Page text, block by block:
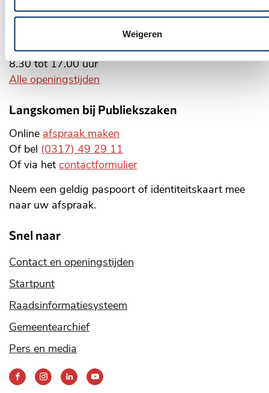
Weigeren
Openingstijden stadhuis
Maandag: 8.30 tot 20.00 uur
Dinsdag tot en met vrijdag:
8.30 tot 17.00 uur
Alle openingstijden
Langskomen bij Publiekszaken
Online afspraak maken
Of bel (0317) 49 29 11
Of via het contactformulier
Neem een geldig paspoort of identiteitskaart mee
naar uw afspraak.
Snel naar
Contact en openingstijden
Startpunt
Raadsinformatiesysteem
Gemeentearchief
Pers en media
Bereik
ons